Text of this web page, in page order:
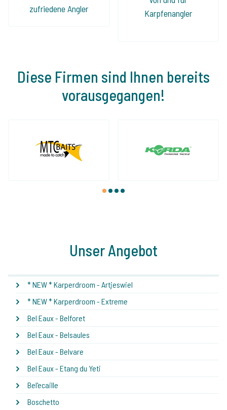
zufriedene Angler
Karpfenangler
Diese Firmen sind Ihnen bereits
vorausgegangen!
1 2 3 4
Unser Angebot
* NEW * Karperdroom - Artjeswiel
* NEW * Karperdroom - Extreme
Bel Eaux - Belforet
Bel Eaux - Belsaules
Bel Eaux - Belvare
Bel Eaux - Etang du Yeti
Bel'ecaille
Boschetto